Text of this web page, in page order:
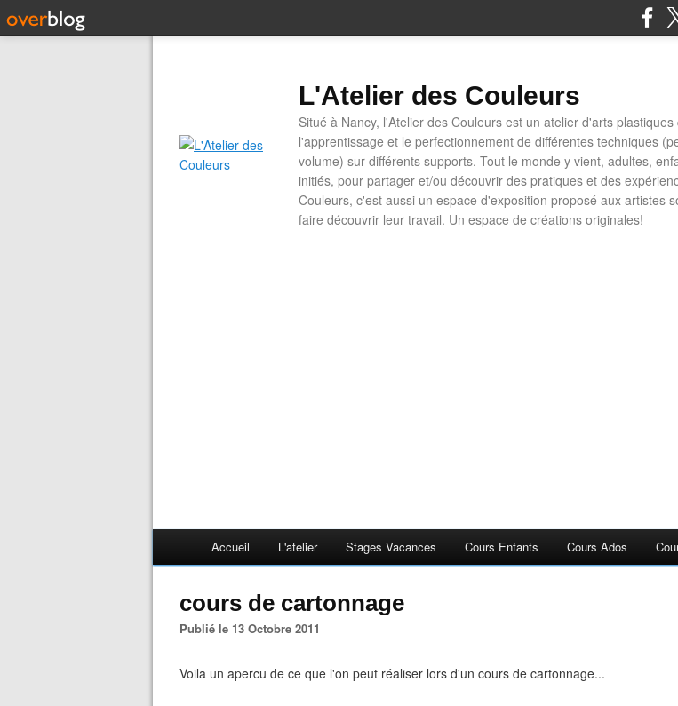
L'Atelier des Couleurs
Situé à Nancy, l'Atelier des Couleurs est un atelier d'arts plastiques
l'apprentissage et le perfectionnement de différentes techniques
volume) sur différents supports. Tout le monde y vient, adultes,
initiés, pour partager et/ou découvrir des pratiques et des
Couleurs, c'est aussi un espace d'exposition proposé aux artistes
faire découvrir leur travail. Un espace de créations originales!
Accueil L'atelier Stages Vacances Cours Enfants Cours Ados
cours de cartonnage
Publié le 13 Octobre 2011
Voila un apercu de ce que l'on peut réaliser lors d'un cours de cartonnage...